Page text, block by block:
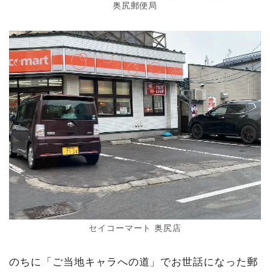
奥尻郵便局
セイコーマート 奥尻店
のちに「ご当地キャラへの道」でお世話になった郵